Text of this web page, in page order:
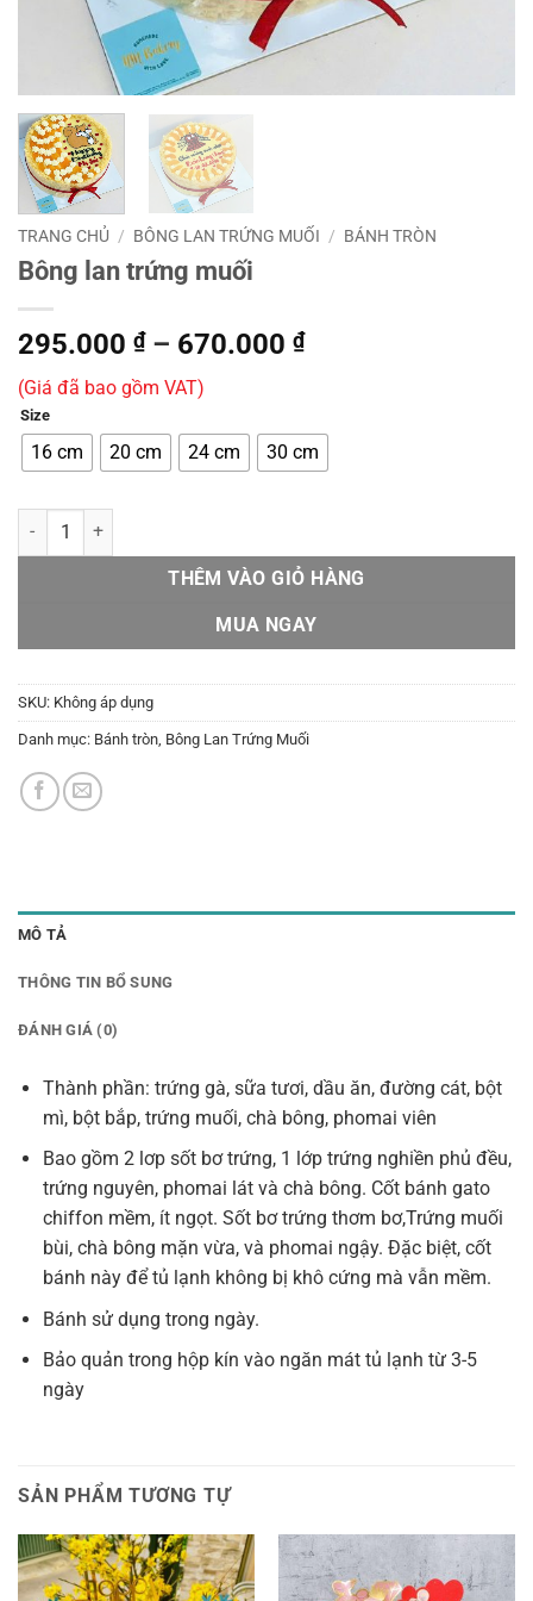
TRANG CHỦ / BÔNG LAN TRỨNG MUỐI / BÁNH TRÒN
Bông lan trứng muối
295.000 ₫ – 670.000 ₫Khoảng
295.000 ₫
đến
(Giá đã bao gồm VAT)
Size
16 cm 20 cm 24 cm 30 cm
Bông lan trứng muối số lượng
THÊM VÀO GIỎ HÀNG
MUA NGAY
SKU: Không áp dụng
Danh mục: Bánh tròn Bông Lan Trứng Muối
MÔ TẢ
THÔNG TIN BỔ SUNG
ĐÁNH GIÁ (0)
Thành phần: trứng gà, sữa tươi, dầu ăn, đường cát, bột
mì, bột bắp, trứng muối, chà bông, phomai viên
Bao gồm 2 lơp sốt bơ trứng, 1 lớp trứng nghiền phủ đều,
trứng nguyên, phomai lát và chà bông. Cốt bánh gato
chiffon mềm, ít ngọt. Sốt bơ trứng thơm bơ,Trứng muối
bùi, chà bông mặn vừa, và phomai ngậy. Đặc biệt, cốt
bánh này để tủ lạnh không bị khô cứng mà vẫn mềm.
Bánh sử dụng trong ngày.
Bảo quản trong hộp kín vào ngăn mát tủ lạnh từ 3-5
ngày
SẢN PHẨM TƯƠNG TỰ